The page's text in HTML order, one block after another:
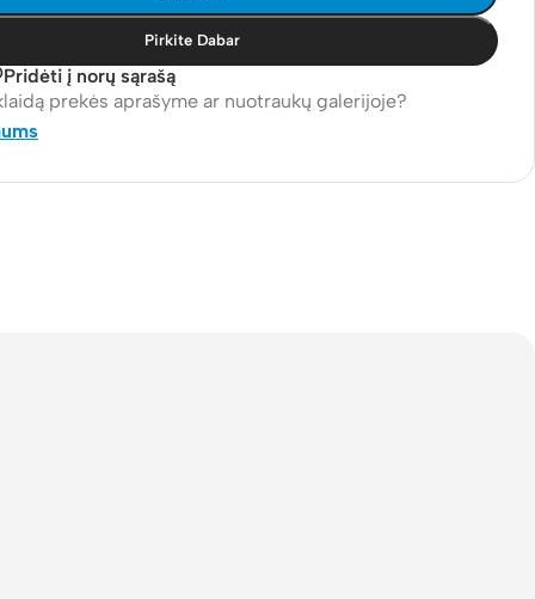
Pirkite Dabar
Pridėti į norų sąrašą
prekės aprašyme ar nuotraukų galerijoje?